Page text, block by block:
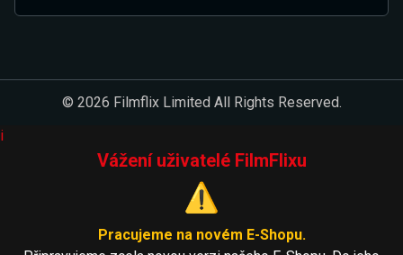
© 2026 Filmflix Limited All Rights Reserved.
i
Vážení uživatelé FilmFlixu
⚠️
Pracujeme na novém E-Shopu.